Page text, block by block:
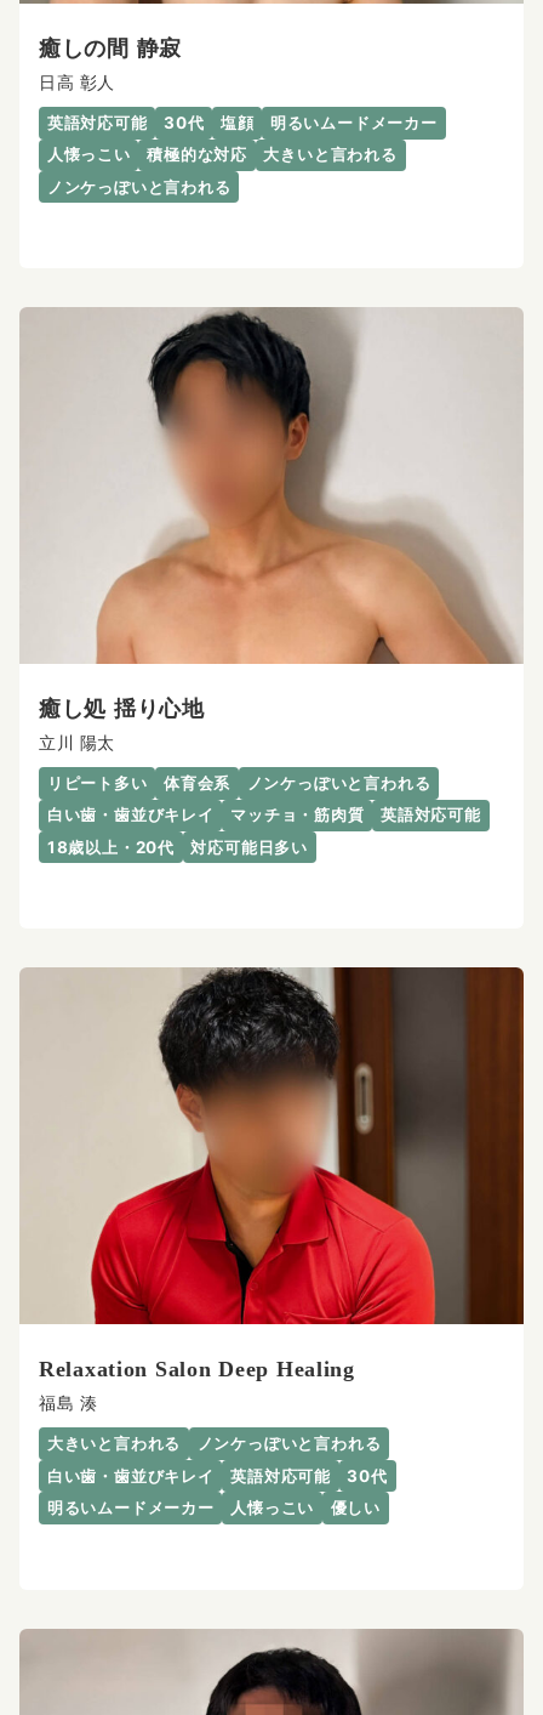
癒しの間 静寂
日高 彰人
英語対応可能 30代 塩顔
明るいムードメーカー
人懐っこい
積極的な対応
大きいと言われる
ノンケっぽいと言われる
癒し処 揺り心地
立川 陽太
リピート多い 体育会系
ノンケっぽいと言われる
白い歯・歯並びキレイ
マッチョ・筋肉質
英語対応可能
18歳以上・20代
対応可能日多い
Relaxation Salon Deep Healing
福島 湊
大きいと言われる
ノンケっぽいと言われる
白い歯・歯並びキレイ
英語対応可能
30代
明るいムードメーカー
人懐っこい 優しい